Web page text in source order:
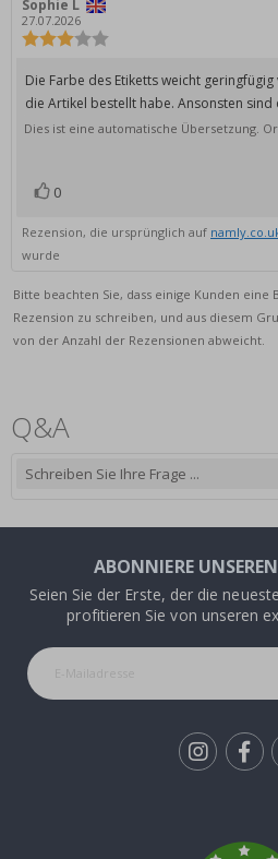
Autor
der
Rezension:
Sophie L
27.07.2026
von
5
Sternen
Rezensionstext:
Die Farbe des Etiketts weicht
die Artikel bestellt habe. Ansonsten sind
Dies ist eine automatische Übersetzung.
Stimme
0
Rezension, die ursprünglich auf
wurde
Bitte beachten Sie, dass einige Kunden eine
Rezension zu schreiben, und aus diesem
von der Anzahl der Rezensionen abweicht.
Q&A
ABONNIERE
Seien Sie der Erste, der die
profitieren Sie von unseren